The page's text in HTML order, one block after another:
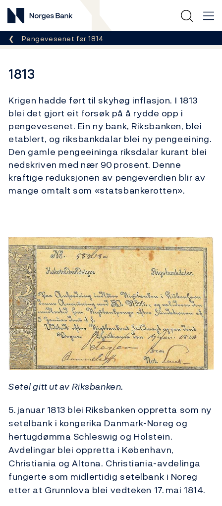
Norges Bank
Her er du nå:
Pengevesenet før 1814
1813
Krigen hadde ført til skyhøg inflasjon. I 1813
blei det gjort eit forsøk på å rydde opp i
pengevesenet. Ein ny bank, Riksbanken, blei
etablert, og riksbankdalar blei ny pengeeining.
Den gamle pengeeininga riksdalar kurant blei
nedskriven med nær 90prosent. Denne
kraftige reduksjonen av pengeverdien blir av
mange omtalt som «statsbankerotten».
Setel gitt ut av Riksbanken.
5. januar 1813 blei Riksbanken oppretta som ny
setelbank i kongerika Danmark-Noreg og
hertugdømma Schleswig og Holstein.
Avdelingar blei oppretta i København,
Christiania og Altona. Christiania-avdelinga
fungerte som midlertidig setelbank i Noreg
etter at Grunnlova blei vedteken 17. mai 1814.